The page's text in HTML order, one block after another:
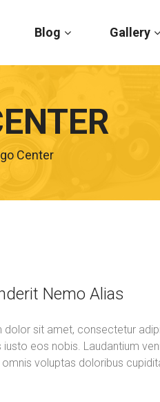
Blog Gallery
Center
Nemo Alias
dolor sit amet, consectetur
iusto eos nobis. Laudantium
omnis voluptas doloribus